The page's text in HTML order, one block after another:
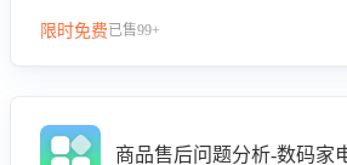
限时免费已售99+
商品售后问题分析-数码家